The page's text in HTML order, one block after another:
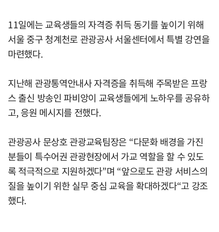
11일에는 교육생들의 자격증 취득 동기를 높이기 위해
서울 중구 청계천로 관광공사 서울센터에서 특별 강연을
마련했다.
지난해 관광통역안내사 자격증을 취득해 주목받은 프랑
스 출신 방송인 파비앙이 교육생들에게 노하우를 공유하
고, 응원 메시지를 전했다.
관광공사 문상호 관광교육팀장은 “다문화 배경을 가진
분들이 특수어권 관광현장에서 가교 역할을 할 수 있도
록 적극적으로 지원하겠다”며 “앞으로도 관광 서비스의
질을 높이기 위한 실무 중심 교육을 확대하겠다“고 강조
했다.